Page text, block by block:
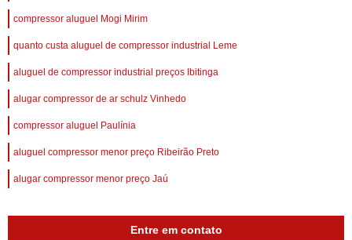
compressor aluguel Mogi Mirim
quanto custa aluguel de compressor industrial Leme
aluguel de compressor industrial preços Ibitinga
alugar compressor de ar schulz Vinhedo
compressor aluguel Paulínia
aluguel compressor menor preço Ribeirão Preto
alugar compressor menor preço Jaú
Entre em contato